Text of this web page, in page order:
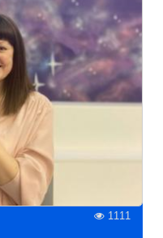
1111